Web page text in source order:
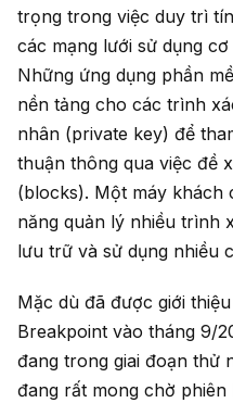
trọng trong việc duy trì
các mạng lưới sử dụng
Những ứng dụng phần
nền tảng cho các trình
nhân (private key) để
thuận thông qua việc đề
(blocks). Một máy khách
năng quản lý nhiều trình
lưu trữ và sử dụng nhiều
Mặc dù đã được giới
Breakpoint vào tháng 9/
đang trong giai đoạn thử
đang rất mong chờ